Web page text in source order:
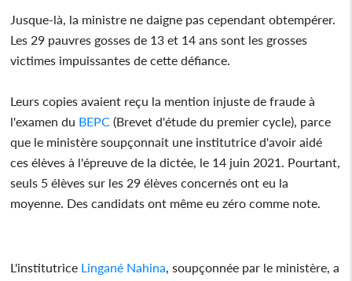
Jusque-là, la ministre ne daigne pas cependant obtempérer.
Les 29 pauvres gosses de 13 et 14 ans sont les grosses
victimes impuissantes de cette défiance.
Leurs copies avaient reçu la mention injuste de fraude à
l'examen du BEPC (Brevet d'étude du premier cycle), parce
que le ministère soupçonnait une institutrice d'avoir aidé
ces élèves à l'épreuve de la dictée, le 14 juin 2021. Pourtant,
seuls 5 élèves sur les 29 élèves concernés ont eu la
moyenne. Des candidats ont même eu zéro comme note.
L'institutrice Lingané Nahina , soupçonnée par le ministère, a